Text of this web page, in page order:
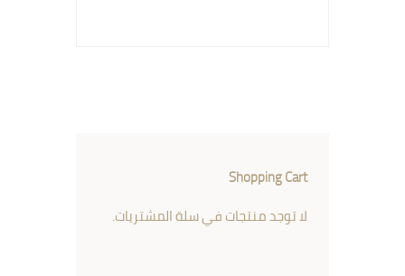
Shopping Cart
لا توجد منتجات في سلة المشتريات.